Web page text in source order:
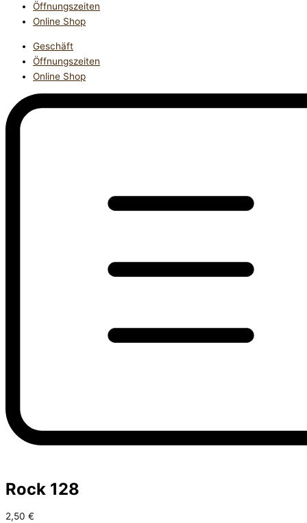
Öffnungszeiten
Online Shop
Geschäft
Öffnungszeiten
Online Shop
Rock 128
2,50 €